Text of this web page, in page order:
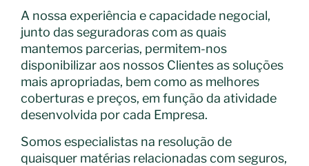
A nossa experiência e capacidade negocial,
junto das seguradoras com as quais
mantemos parcerias, permitem-nos
disponibilizar aos nossos Clientes as soluções
mais apropriadas, bem como as melhores
coberturas e preços, em função da atividade
desenvolvida por cada Empresa.
Somos especialistas na resolução de
quaisquer matérias relacionadas com seguros,